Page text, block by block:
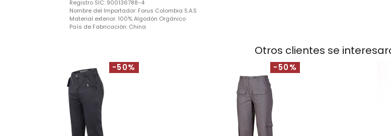
Registro SIC: 900136788-4
Nombre del Importador: Forus Colombia S.A.S
Material exterior: 100% Algodón Orgánico
País de Fabricación: China
Otros clientes se
-50% -50%